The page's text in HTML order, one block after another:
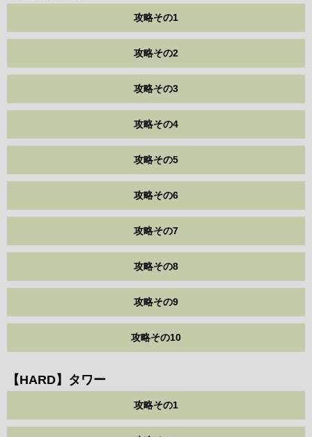
攻略その1
攻略その2
攻略その3
攻略その4
攻略その5
攻略その6
攻略その7
攻略その8
攻略その9
攻略その10
【HARD】タワー
攻略その1